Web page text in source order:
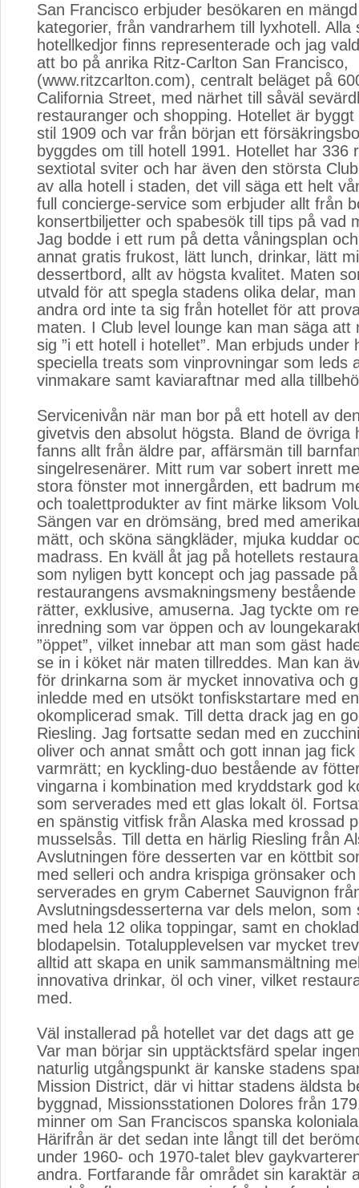
San Francisco erbjuder besökaren en
kategorier, från vandrarhem till lyxhotell. Alla
hotellkedjor finns representerade och jag
att bo på anrika Ritz-Carlton San Francisco,
(www.ritzcarlton.com), centralt beläget på
California Street, med närhet till såväl
restauranger och shopping. Hotellet är
stil 1909 och var från början ett
byggdes om till hotell 1991. Hotellet har 336
sextiotal sviter och har även den största
av alla hotell i staden, det vill säga ett helt
full concierge-service som erbjuder allt från
konsertbiljetter och spabesök till tips på vad
Jag bodde i ett rum på detta våningsplan
annat gratis frukost, lätt lunch, drinkar, lätt
dessertbord, allt av högsta kvalitet. Maten
utvald för att spegla stadens olika delar,
andra ord inte ta sig från hotellet för att
maten. I Club level lounge kan man säga att
sig ”i ett hotell i hotellet”. Man erbjuds under
speciella treats som vinprovningar som leds
vinmakare samt kaviaraftnar med alla
Servicenivån när man bor på ett hotell av
givetvis den absolut högsta. Bland de övriga
fanns allt från äldre par, affärsmän till
singelresenärer. Mitt rum var sobert inrett
stora fönster mot innergården, ett badrum
och toalettprodukter av fint märke liksom
Sängen var en drömsäng, bred med
mätt, och sköna sängkläder, mjuka kuddar
madrass. En kväll åt jag på hotellets
som nyligen bytt koncept och jag passade
restaurangens avsmakningsmeny
rätter, exklusive, amuserna. Jag tyckte om
inredning som var öppen och av
”öppet”, vilket innebar att man som gäst
se in i köket när maten tillreddes. Man kan
för drinkarna som är mycket innovativa och
inledde med en utsökt tonfiskstartare med
okomplicerad smak. Till detta drack jag en
Riesling. Jag fortsatte sedan med en
oliver och annat smått och gott innan jag
varmrätt; en kyckling-duo bestående av
vingarna i kombination med kryddstark god
som serverades med ett glas lokalt öl.
en spänstig vitfisk från Alaska med krossad
musselsås. Till detta en härlig Riesling från
Avslutningen före desserten var en köttbit
med selleri och andra krispiga grönsaker
serverades en grym Cabernet Sauvignon
Avslutningsdesserterna var dels melon, som
med hela 12 olika toppingar, samt en
blodapelsin. Totalupplevelsen var mycket
alltid att skapa en unik sammansmältning
innovativa drinkar, öl och viner, vilket
med.
Väl installerad på hotellet var det dags att
Var man börjar sin upptäcktsfärd spelar
naturlig utgångspunkt är kanske stadens
Mission District, där vi hittar stadens äldsta
byggnad, Missionsstationen Dolores från
minner om San Franciscos spanska
Härifrån är det sedan inte långt till det
under 1960- och 1970-talet blev
andra. Fortfarande får området sin karaktär